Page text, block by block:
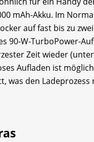
mAh-Akku. Im
auf fast bis zu
90-W-TurboPower-
Zeit wieder
Aufladen ist
was den Ladeprozess